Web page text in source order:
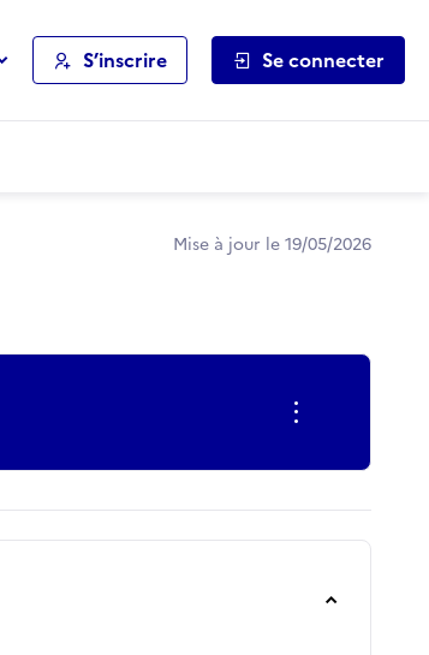
S’inscrire Se connecter
Mise à jour le 19/05/2026